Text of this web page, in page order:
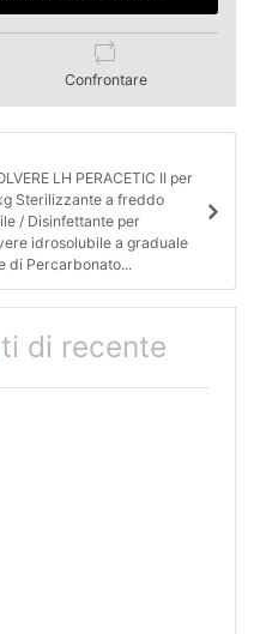
Confrontare
LH PERACETIC II per
Sterilizzante a freddo
/ Disinfettante per
idrosolubile a graduale
di Percarbonato...
di recente